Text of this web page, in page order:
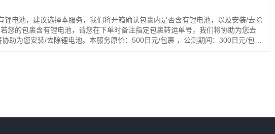
电池，建议选择本服务，我们将开箱确认包裹内是否含有锂电池，以及安装/去除
您的包裹含有锂电池，请您在下单时备注指定包裹转运单号，我们将协助为您去
助为您安装/去除锂电池。本服务原价：500日元/包裹 ，公测期间：300日元/包